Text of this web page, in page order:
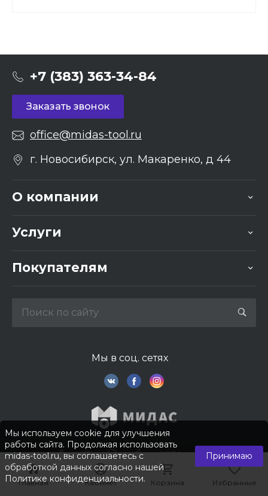
Главная Кабинет Корзина Избранные
Главная Кабинет Корзина Избранные
+7 (383) 363-34-84
Заказать звонок
office@midas-tool.ru
г. Новосибирск, ул. Макаренко, д 44
О компании
Услуги
Покупателям
Мы в соц. сетях
© 2026 © Компания «Мидас». Все права защищены.
Мы используем cookie для улучшения
работы сайта. Продолжая использовать
midas-tool.ru, вы соглашаетесь с
обработкой данных согласно нашей
Политике конфиденциальности.
Принимаю